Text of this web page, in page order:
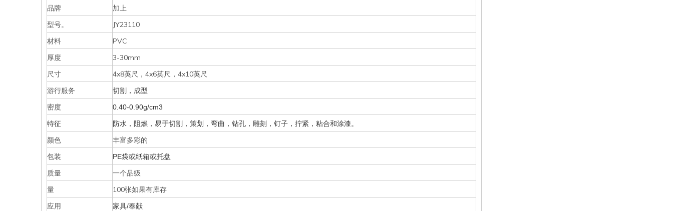
品牌
加上
型号。
JY23110
材料
PVC
厚度
3-30mm
尺寸
4x8英尺，4x6英尺，4x10英尺
游行服务
切割，成型
密度 0.40-0.90g/cm3
特征 防水，阻燃，易于切割，策划，弯曲，钻孔，雕刻，钉子，拧紧，粘合和涂漆。
颜色
丰富多彩的
包装
PE袋或纸箱或托盘
质量
一个品级
量
100张如果有库存
应用
家具/奉献